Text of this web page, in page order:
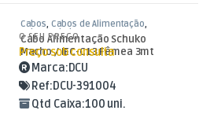
Cabos, Cabos de Alimentação,
Cabos Schuko / IEC
Cabo Alimentação Schuko
Macho / IEC-C13 Fêmea 3mt
Preto
O SEU PREÇO
Preço sob consulta
Marca:DCU
Ref:DCU-391004
Qtd Caixa:100 uni.